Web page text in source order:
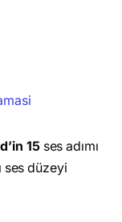
15ses adımı
ses düzeyi